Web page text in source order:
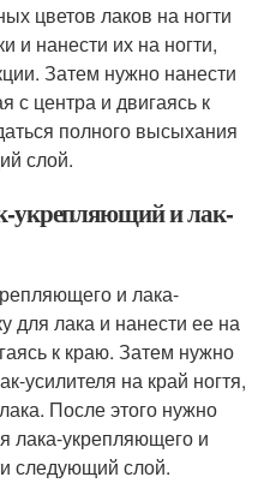
цветов лаков на ногти
и нанести их на ногти,
Затем нужно нанести
с центра и двигаясь к
полного высыхания
слой.
укрепляющий и лак-
и лака-
для лака и нанести ее на
к краю. Затем нужно
усилителя на край ногтя,
После этого нужно
лака-укрепляющего и
следующий слой.